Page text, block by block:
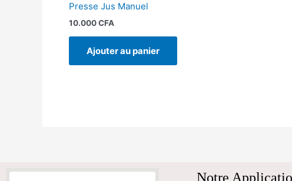
Presse Jus Manuel
10.000CFA
Ajouter au panier
Notre